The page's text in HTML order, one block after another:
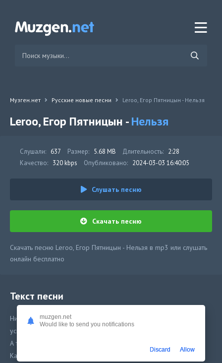
Музген.нет Русские новые песни Leroo, Егор Пятницын - Нельзя
Leroo, Егор Пятницын -Нельзя
Слушали: 637 Размер: 5.68 MB Длительность: 2:28
Качество: 320 kbps Опубликовано: 2024-03-03 16:40:05
Слушать песню
Скачать песню
Скачать песню Leroo, Егор Пятницын - Нельзя в mp3 или слушать
онлайн бесплатно
Текст песни
Никогда я не пойму и не знаю почему снова ты мне не даешь
уснуть
А ты знаешь знаешь знаешь нельзя нам нельзя нам нельзя
Каждый горд самим собой хоть с израненной душой
muzgen.net
Would like to send you notifications
Discard Allow